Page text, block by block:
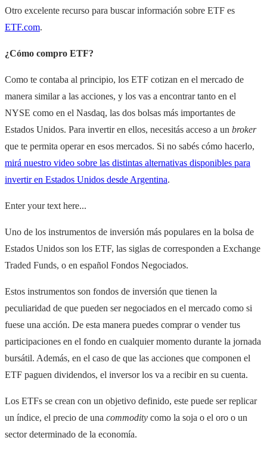
Otro excelente recurso para buscar información sobre ETF es
ETF.com.
¿Cómo compro ETF?
Como te contaba al principio, los ETF cotizan en el mercado de
manera similar a las acciones, y los vas a encontrar tanto en el
NYSE como en el Nasdaq, las dos bolsas más importantes de
Estados Unidos. Para invertir en ellos, necesitás acceso a un broker
que te permita operar en esos mercados. Si no sabés cómo hacerlo,
mirá nuestro video sobre las distintas alternativas disponibles para
invertir en Estados Unidos desde Argentina.
Enter your text here...
Uno de los instrumentos de inversión más populares en la bolsa de
Estados Unidos son los ETF, las siglas de corresponden a Exchange
Traded Funds, o en español Fondos Negociados.
Estos instrumentos son fondos de inversión que tienen la
peculiaridad de que pueden ser negociados en el mercado como si
fuese una acción. De esta manera puedes comprar o vender tus
participaciones en el fondo en cualquier momento durante la jornada
bursátil. Además, en el caso de que las acciones que componen el
ETF paguen dividendos, el inversor los va a recibir en su cuenta.
Los ETFs se crean con un objetivo definido, este puede ser replicar
un índice, el precio de una commodity como la soja o el oro o un
sector determinado de la economía.